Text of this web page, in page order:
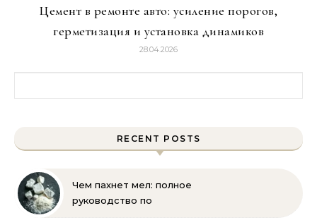
Цемент в ремонте авто: усиление порогов,
герметизация и установка динамиков
28.04.2026
RECENT POSTS
Чем пахнет мел: полное
руководство по